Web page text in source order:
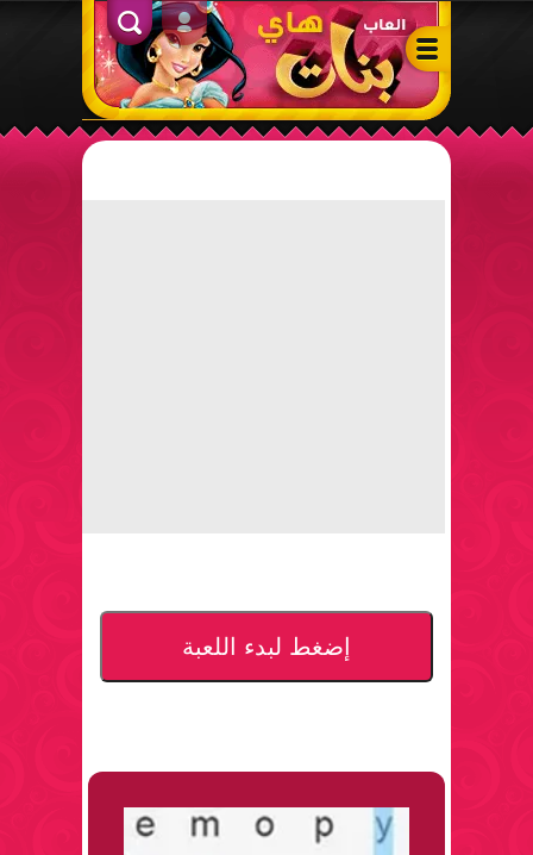
ألعاب بنات هاي – أفضل ألعاب تلبيس، مكياج، طبخ وأنشطة ممتعة
الدخول
إضغط لبدء اللعبة